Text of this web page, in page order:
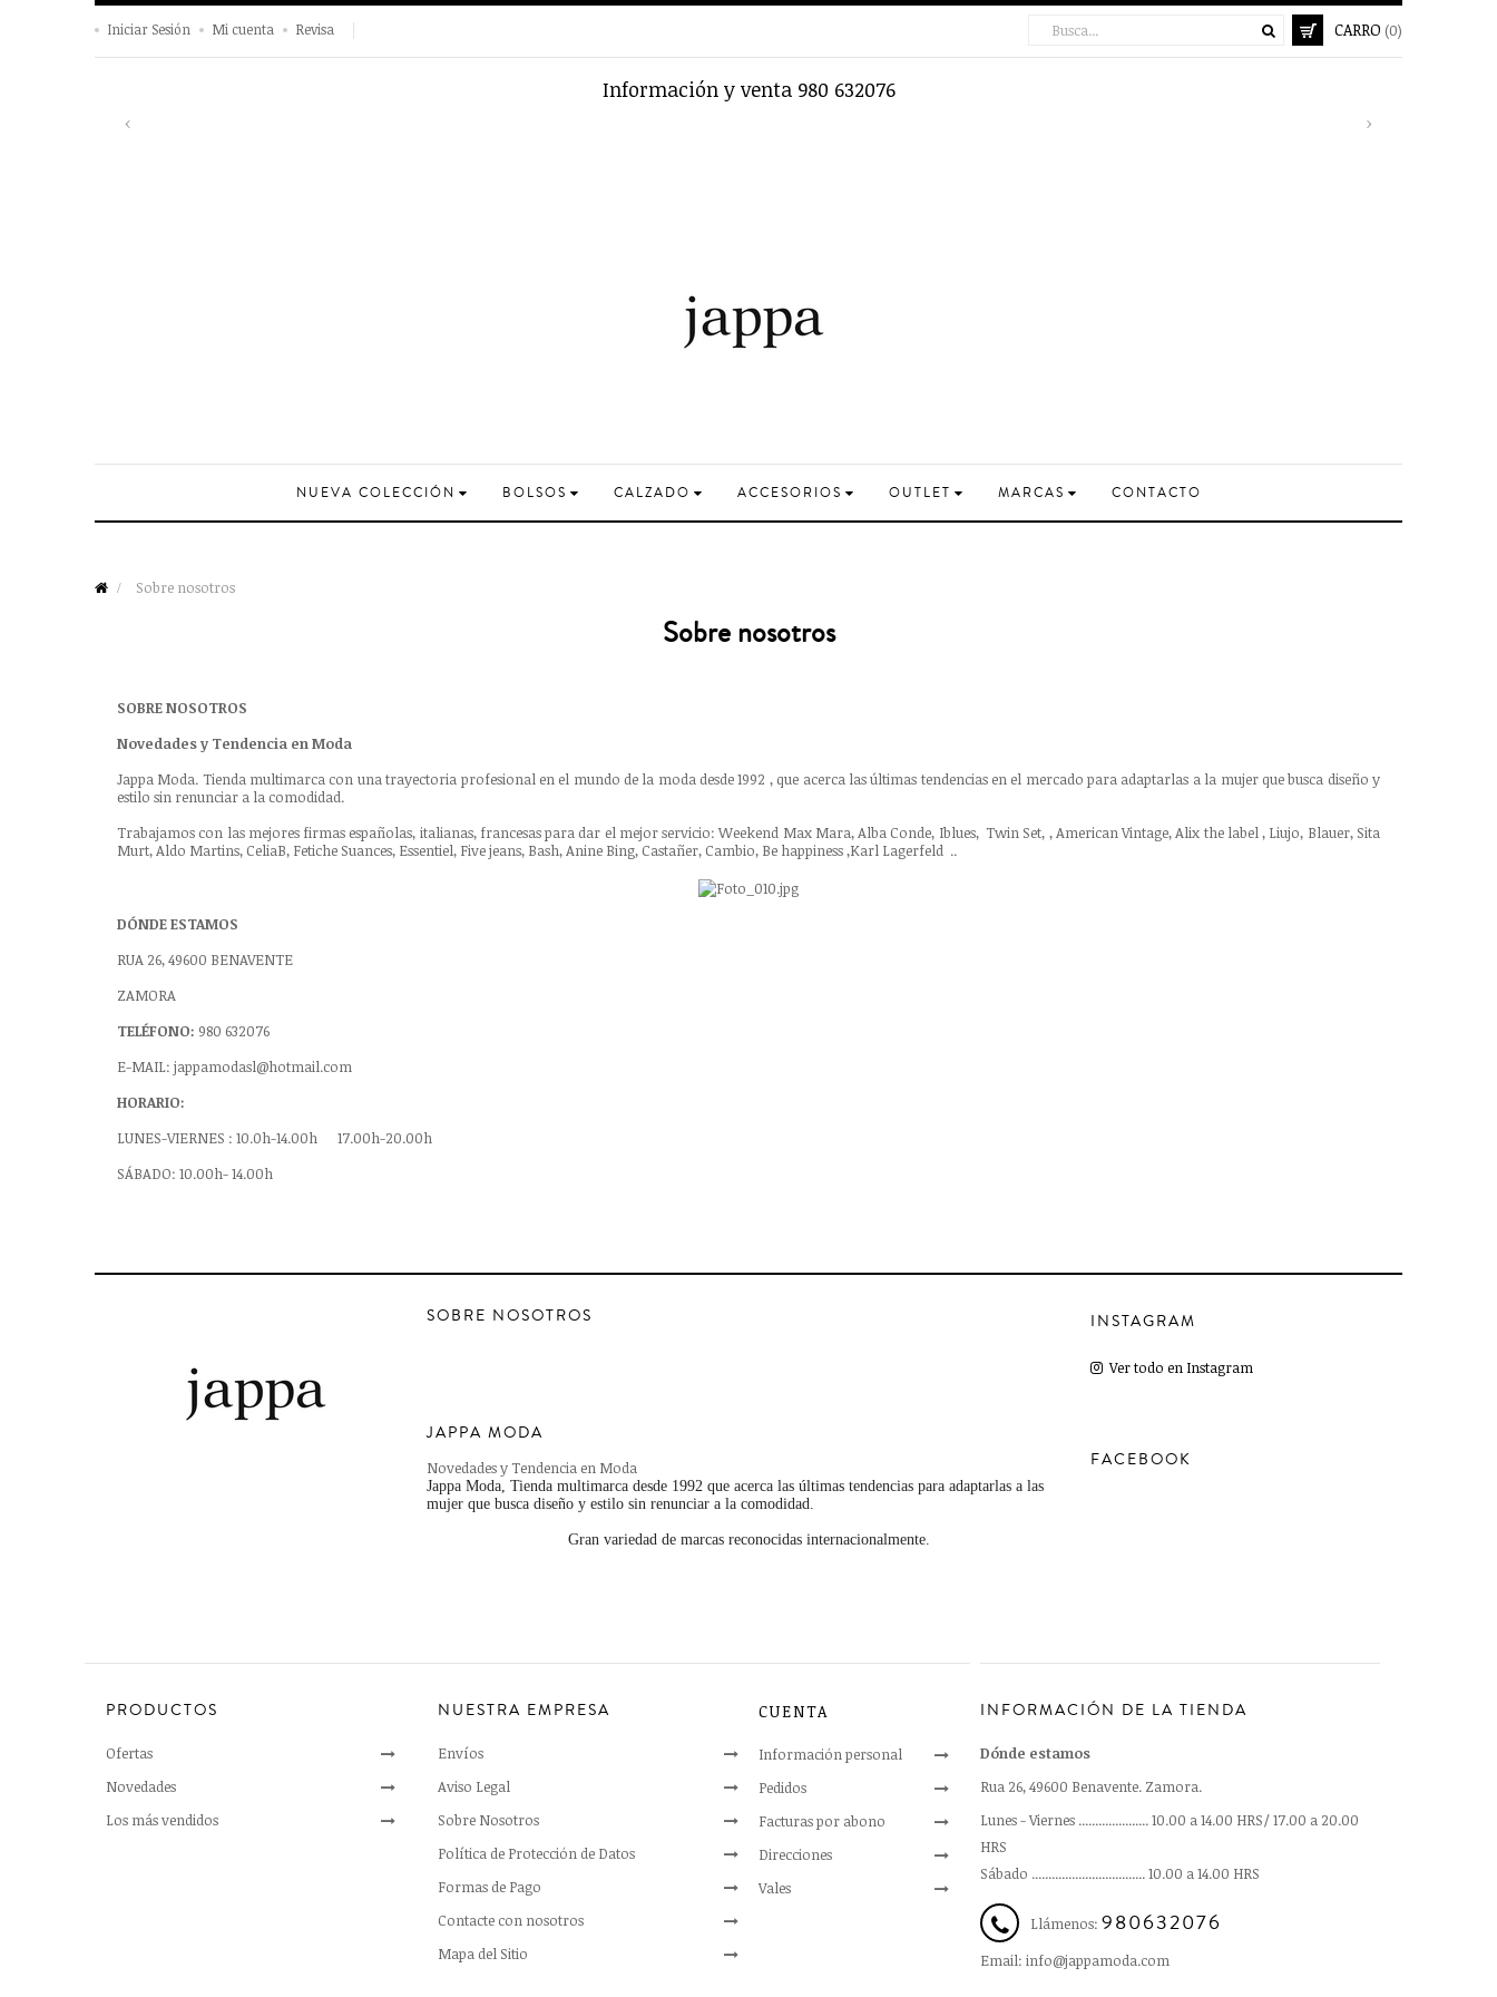
Iniciar Sesión Mi cuenta Revisa CARRO (0)
Información y venta 980 632076
‹ ›
NUEVA COLECCIÓN BOLSOS CALZADO ACCESORIOS OUTLET MARCAS CONTACTO
Sobre nosotros
Sobre nosotros
SOBRE NOSOTROS
Novedades y Tendencia en Moda
Jappa Moda. Tienda multimarca con una trayectoria profesional en el mundo de la moda desde 1992 , que acerca las últimas tendencias en el mercado para adaptarlas a la mujer que busca diseño y
estilo sin renunciar a la comodidad.
Trabajamos con las mejores firmas españolas, italianas, francesas para dar el mejor servicio: Weekend Max Mara, Alba Conde, Iblues, Twin Set, , American Vintage, Alix the label , Liujo, Blauer, Sita
Murt, Aldo Martins, CeliaB, Fetiche Suances, Essentiel, Five jeans, Bash, Anine Bing, Castañer, Cambio, Be happiness ,Karl Lagerfeld ..
DÓNDE ESTAMOS
RUA 26, 49600 BENAVENTE
ZAMORA
TELÉFONO: 980 632076
E-MAIL: jappamodasl@hotmail.com
HORARIO:
LUNES-VIERNES : 10.0h-14.00h 17.00h-20.00h
SÁBADO: 10.00h- 14.00h
SOBRE NOSOTROS
JAPPA MODA
Novedades y Tendencia en Moda
Jappa Moda, Tienda multimarca desde 1992 que acerca las últimas tendencias para adaptarlas a las
mujer que busca diseño y estilo sin renunciar a la comodidad.
Gran variedad de marcas reconocidas internacionalmente.
INSTAGRAM
Ver todo en Instagram
FACEBOOK
PRODUCTOS
Ofertas
Novedades
Los más vendidos
NUESTRA EMPRESA
Envíos
Aviso Legal
Sobre Nosotros
Política de Protección de Datos
Formas de Pago
Contacte con nosotros
Mapa del Sitio
CUENTA
Información personal
Pedidos
Facturas por abono
Direcciones
Vales
INFORMACIÓN DE LA TIENDA
Dónde estamos
Rua 26, 49600 Benavente. Zamora.
Lunes - Viernes ..................... 10.00 a 14.00 HRS/ 17.00 a 20.00
HRS
Sábado .................................. 10.00 a 14.00 HRS
Llámenos: 980632076
Email: info@jappamoda.com